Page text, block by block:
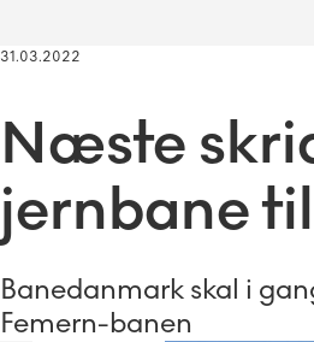
31.03.2022
Næste
jernbane
Banedanmark skal i
Femern-banen